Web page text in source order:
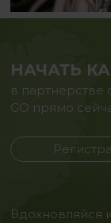
НАЧАТЬ
в партнерстве
GO прямо
Вдохновляйся